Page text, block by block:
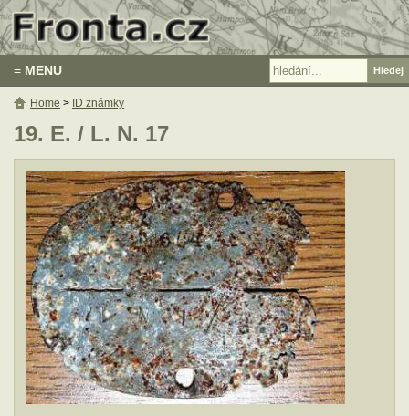
≡ MENU
19. E. / L. N. 17
Home > ID známky